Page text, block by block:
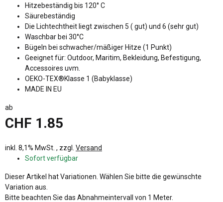
Hitzebeständig bis 120° C
Säurebeständig
Die Lichtechtheit liegt zwischen 5 ( gut) und 6 (sehr gut)
Waschbar bei 30°C
Bügeln bei schwacher/mäßiger Hitze (1 Punkt)
Geeignet für: Outdoor, Maritim, Bekleidung, Befestigung,
Accessoires uvm.
OEKO-TEX®Klasse 1 (Babyklasse)
MADE IN EU
ab
CHF 1.85
inkl. 8,1% MwSt. , zzgl. Versand
Sofort verfügbar
xDieser Artikel hat Variationen. Wählen Sie bitte die gewünschte
Variation aus.
xBitte beachten Sie das Abnahmeintervall von 1 Meter.